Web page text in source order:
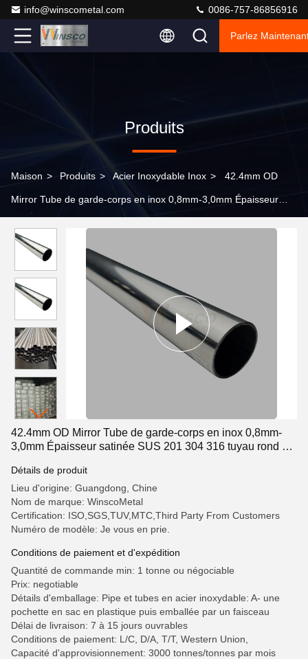
info@winscometal.com 0086-757-86856916
Parlez
Produits
Maison > Produits > Acier Inoxydable Inox > 42.4mm OD
Mirror Tube de garde-corps en inox 0,8mm-3,0mm Épaisseur
42.4mm OD Mirror Tube de garde-corps en inox 0,8mm-
3,0mm Épaisseur satinée SUS 201 304 316 tuyau rond en
Détails de produit
Lieu d'origine: Guangdong, Chine
Nom de marque: WinscoMetal
Certification: ISO,SGS,TUV,MTC,Third Party From Customers
Numéro de modèle: Je vous en prie.
Conditions de paiement et d'expédition
Quantité de commande min: 1 tonne ou négociable
Prix: negotiable
Détails d'emballage: Pipe et tubes en acier inoxydable: A- une
pochette en sac en plastique puis emballée par un faisceau
Délai de livraison: 7 à 15 jours ouvrables
Conditions de paiement: L/C, D/A, T/T, Western Union,
Capacité d'approvisionnement: 3000 tonnes/tonnes par mois